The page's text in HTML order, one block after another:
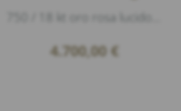
4.700,00 €